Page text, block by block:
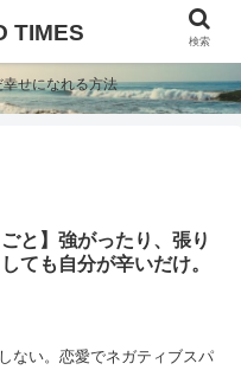
せになれる方法
ごと】強がったり、張り
ても自分が辛いだけ。
ない。恋愛でネガティブスパ
TIMES 検索